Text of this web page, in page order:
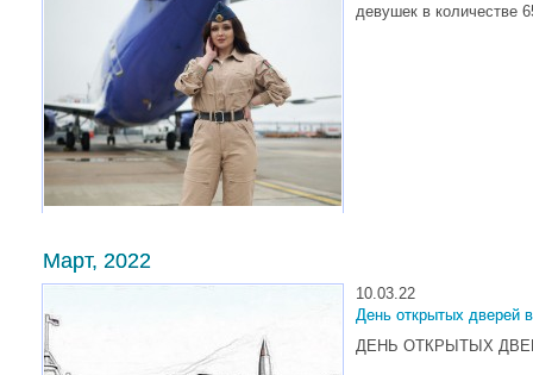
девушек в количестве
Март, 2022
10.03.22
День открытых дверей
ДЕНЬ ОТКРЫТЫХ